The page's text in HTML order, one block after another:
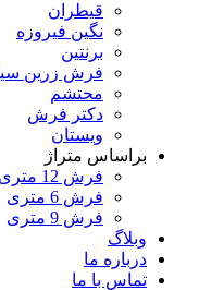
قیطران
نگین فیروزه
برنتین
فرش زرین
محتشم
دکتر فرش
ویستان
براساس متراژ
فرش 12 متری
فرش 6 متری
فرش 9 متری
وبلاگ
درباره ما
تماس با ما